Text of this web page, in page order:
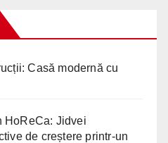
Casă modernă cu
HoReCa: Jidvei
de creștere printr-un